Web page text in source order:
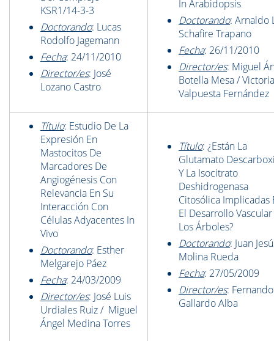
KSR1/14-3-3
Doctorando: Lucas
Rodolfo Jagemann
Fecha: 24/11/2010
Director/es: José
Lozano Castro
In Arabidopsis
Doctorando: Arnaldo
Schafire Trapano
Fecha: 26/11/2010
Director/es: Miguel
Botella Mesa /
Valpuesta Fernández
Título: Estudio De La
Expresión En
Mastocitos De
Marcadores De
Angiogénesis Con
Relevancia En Su
Interacción Con
Células Adyacentes In
Vivo
Doctorando: Esther
Melgarejo Páez
Fecha: 24/03/2009
Director/es: José Luis
Urdiales Ruiz / Miguel
Ángel Medina Torres
Título: ¿Están La
Glutamato
Y La Isocitrato
Deshidrogenasa
Citosólica Implicadas
El Desarrollo
Los Árboles?
Doctorando: Juan
Molina Rueda
Fecha: 27/05/2009
Director/es: Fernando
Gallardo Alba